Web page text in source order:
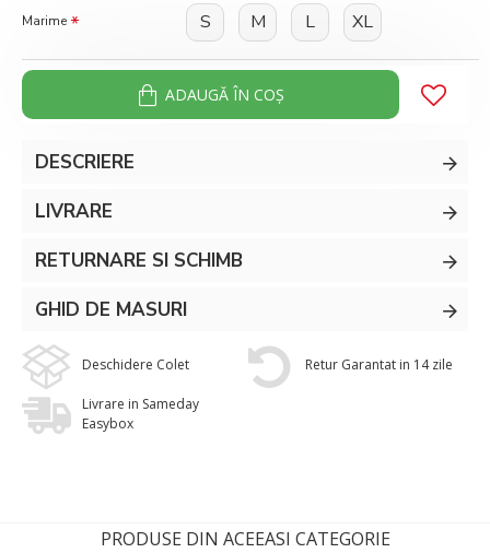
Marime S M L XL
ADAUGĂ ÎN COŞ
DESCRIERE
LIVRARE
RETURNARE SI SCHIMB
GHID DE MASURI
Deschidere Colet Retur Garantat in 14 zile
Livrare in Sameday
Easybox
PRODUSE DIN ACEEASI CATEGORIE